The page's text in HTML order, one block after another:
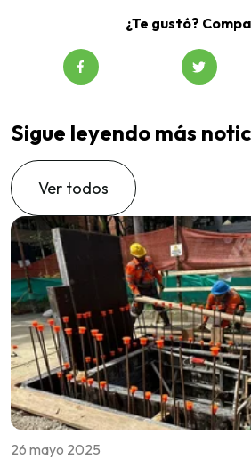
¿Te gustó?
Sigue leyendo más
Ver todos
26 mayo 2025